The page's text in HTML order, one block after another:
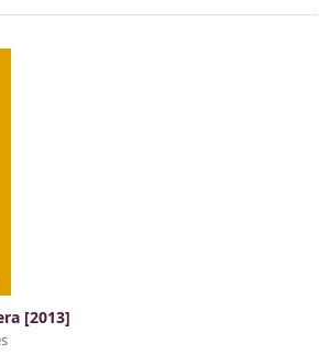
Educação pela espera [2013]